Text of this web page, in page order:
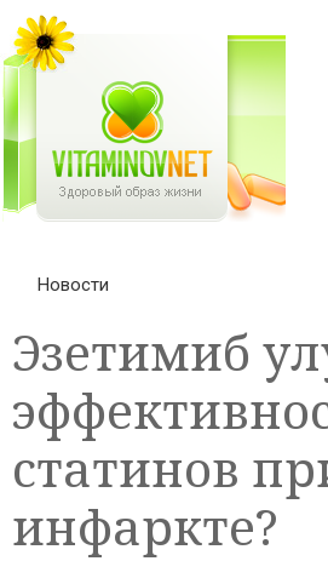
Новости
Эзетимиб
статинов
инфаркте?